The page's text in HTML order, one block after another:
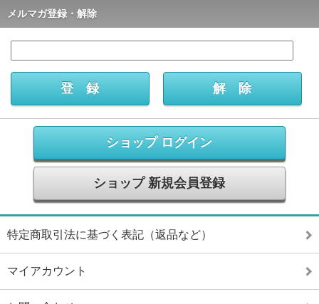
メルマガ登録・解除
ショップ ログイン
ショップ 新規会員登録
特定商取引法に基づく表記（返品など）
マイアカウント